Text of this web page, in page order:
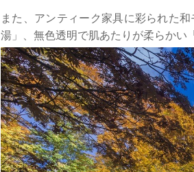
また、アンティーク家具に彩られた
湯」、無色透明で肌あたりが柔らかい